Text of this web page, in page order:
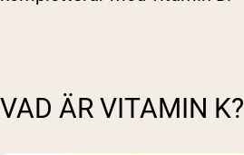
VAD ÄR VITAMIN K?